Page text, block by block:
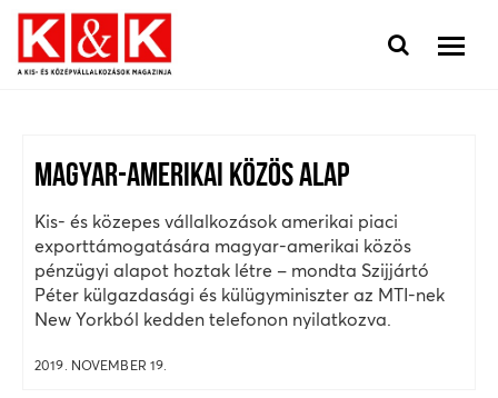
MAGYAR-AMERIKAI KÖZÖS ALAP
Kis- és közepes vállalkozások amerikai piaci
exporttámogatására magyar-amerikai közös
pénzügyi alapot hoztak létre – mondta Szijjártó
Péter külgazdasági és külügyminiszter az MTI-nek
New Yorkból kedden telefonon nyilatkozva.
2019. NOVEMBER 19.